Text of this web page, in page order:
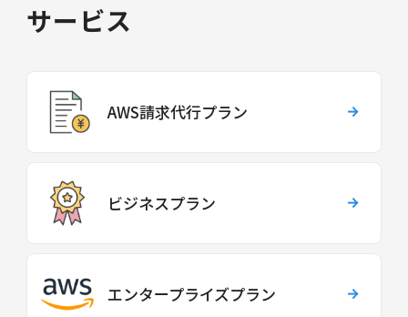
サービス
AWS請求代行プラン
ビジネスプラン
エンタープライズプラン